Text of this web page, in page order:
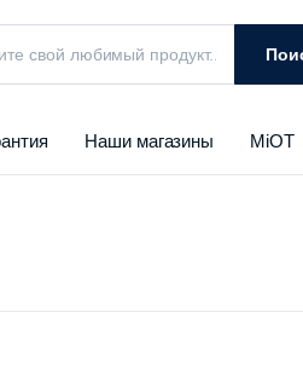
Наши магазины MiOT